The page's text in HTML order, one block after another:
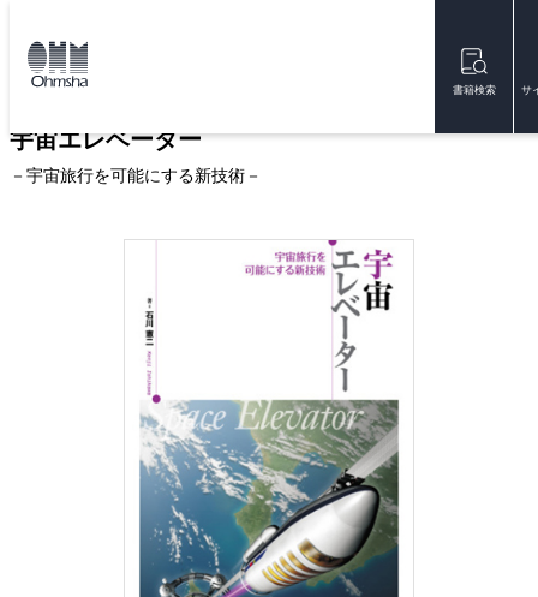
書籍検索 サ
トップ
宇宙エレベーター
－宇宙旅行を可能にする新技術－